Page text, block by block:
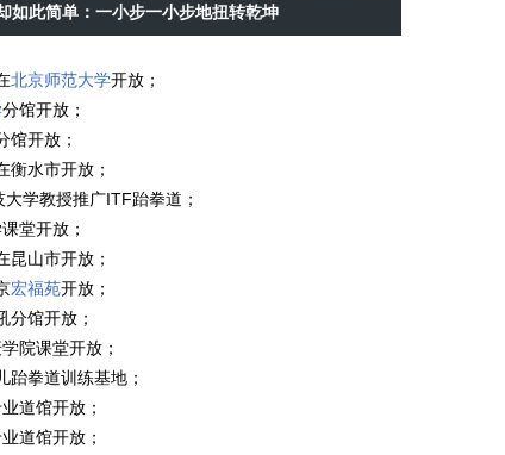
如此简单：一小步一小步地扭转乾坤
北京师范大学开放；
分馆开放；
开放；
水市开放；
学教授推广ITF跆拳道；
堂开放；
山市开放；
宏福苑开放；
馆开放；
院课堂开放；
拳道训练基地；
道馆开放；
道馆开放；